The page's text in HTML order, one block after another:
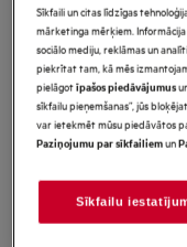
Ražojuma informācijas lapa
Priekšrocības
8000. sērijas plaukti
izkārtojumā.
Izrādiet savu kolekciju ar
Aizsargājiet vīna pudeles,
Sīkfaili un citas līdzīgas
mārketinga mērķiem.
sociālo mediju, reklāmas un
piekrītat tam, kā mēs
pielāgotīpašos piedāvājumus
sīkfailu pieņemšanas”, jūs
var ietekmēt mūsu piedāvātos
Paziņojumu par sīkfailiemun
Sīkfailu